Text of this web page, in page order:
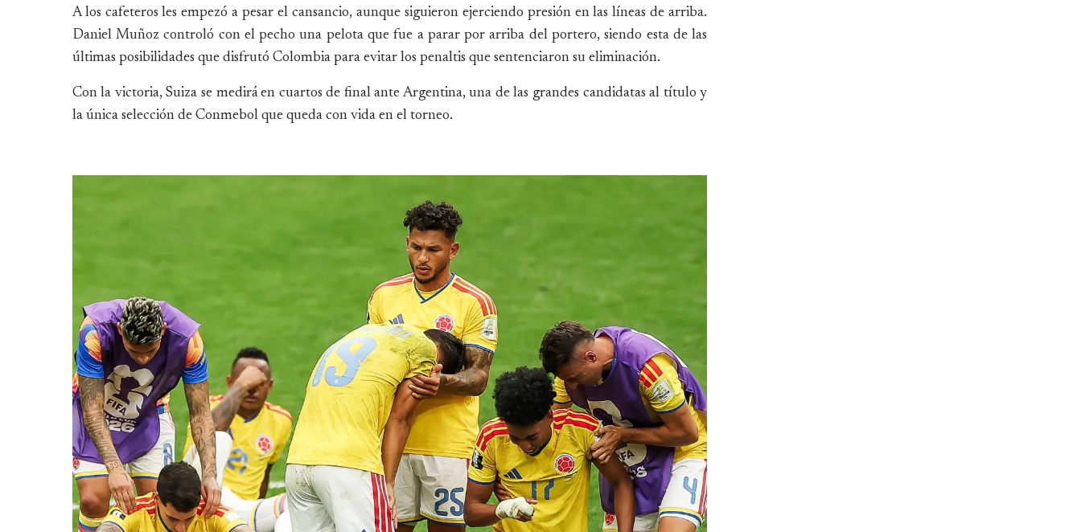
A los cafeteros les empezó a pesar el cansancio, aunque siguieron ejerciendo presión en las líneas de arriba.
Daniel Muñoz controló con el pecho una pelota que fue a parar por arriba del portero, siendo esta de las
últimas posibilidades que disfrutó Colombia para evitar los penaltis que sentenciaron su eliminación.
Con la victoria, Suiza se medirá en cuartos de final ante Argentina, una de las grandes candidatas al título y
la única selección de Conmebol que queda con vida en el torneo.